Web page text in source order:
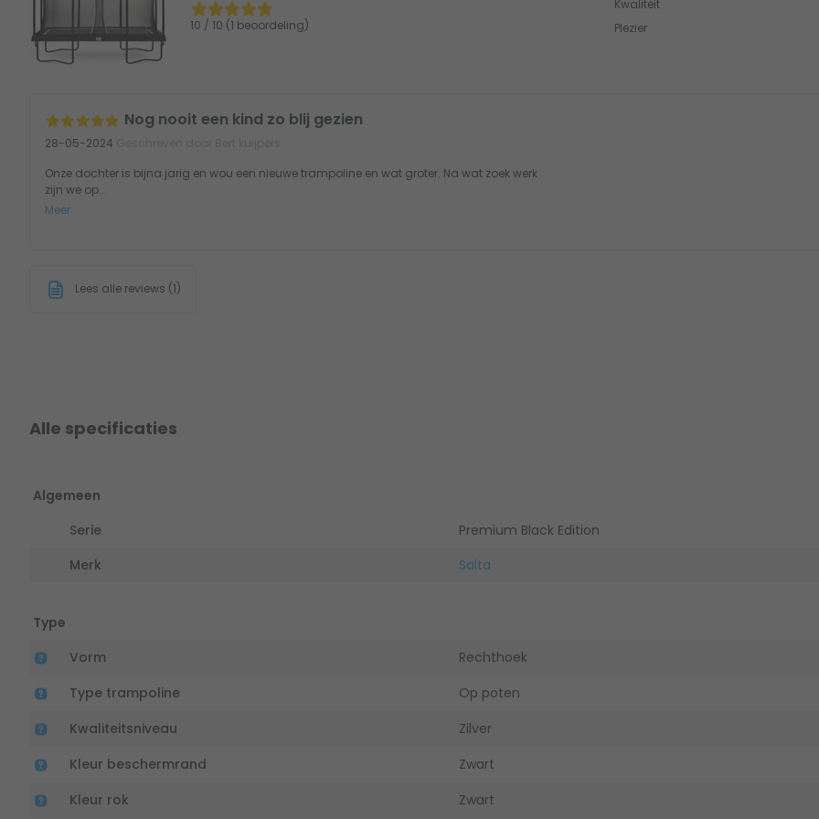
10 / 10 (1 beoordeling)
Kwaliteit
Plezier
Nog nooit een kind zo blij gezien
28-05-2024
Onze dochter is bijna jarig en wou een nieuwe trampoline en wat groter. Na wat zoek werk
zijn we op...
Meer
Lees alle reviews (1)
Alle specificaties
Algemeen
Serie
Premium Black Edition
Merk
Salta
Type
Vorm
Rechthoek
Type trampoline
Op poten
Kwaliteitsniveau
Zilver
Kleur beschermrand
Zwart
Kleur rok
Zwart